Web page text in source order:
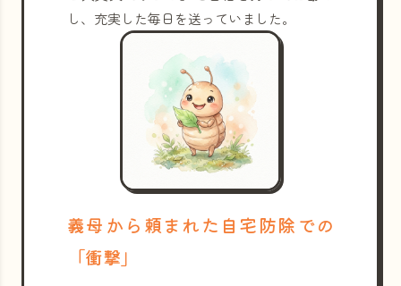
し、充実した毎日を送っていました。
義母から頼まれた自宅防除での
「衝撃」